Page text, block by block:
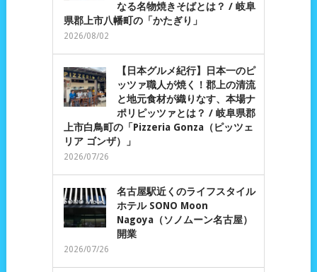
なる名物焼きそばとは？ / 岐阜
県郡上市八幡町の「かたぎり」
2026/08/02
【日本グルメ紀行】日本一のピ
ッツァ職人が焼く！郡上の清流
と地元食材が織りなす、本場ナ
ポリピッツァとは？ / 岐阜県郡
上市白鳥町の「Pizzeria Gonza（ピッツェ
リア ゴンザ）」
2026/07/26
名古屋駅近くのライフスタイル
ホテル SONO Moon
Nagoya（ソノムーン名古屋）
開業
2026/07/26